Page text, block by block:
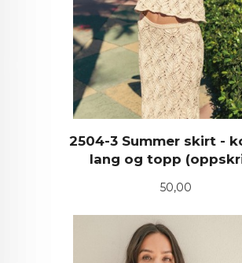
2504-3 Summer skirt -
lang og topp
Pris
50,00